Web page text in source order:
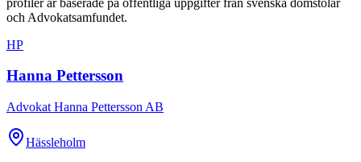
och Advokatsamfundet.
HP
Hanna Pettersson
Advokat Hanna Pettersson AB
Hässleholm